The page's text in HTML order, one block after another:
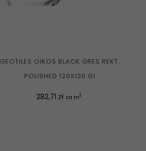
GEOTILES OIKOS BLACK GRES REKT.
POLISHED 120X120 G1
Cena
282,71 zł za m2